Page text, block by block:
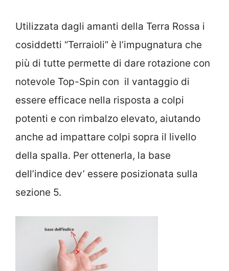
Utilizzata dagli amanti della Terra Rossa i
cosiddetti “Terraioli” è l’impugnatura che
più di tutte permette di dare rotazione con
notevole Top-Spin con il vantaggio di
essere efficace nella risposta a colpi
potenti e con rimbalzo elevato, aiutando
anche ad impattare colpi sopra il livello
della spalla. Per ottenerla, la base
dell’indice dev’ essere posizionata sulla
sezione 5.